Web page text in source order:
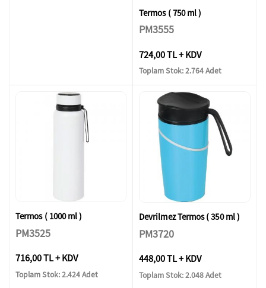
Termos ( 750 ml )
PM3555
724,00 TL + KDV
Toplam Stok: 2.764 Adet
Termos ( 1000 ml )
PM3525
716,00 TL + KDV
Toplam Stok: 2.424 Adet
Devrilmez Termos ( 350 ml )
PM3720
448,00 TL + KDV
Toplam Stok: 2.048 Adet